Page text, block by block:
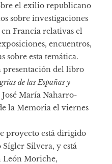
el exilio republicano
sobre investigaciones
Francia relativas el
encuentros,
sobre esta temática.
presentación del libro
de las Españas y
José María Naharro-
la Memoria el viernes
proyecto está dirigido
Silvera, y está
León Moriche,